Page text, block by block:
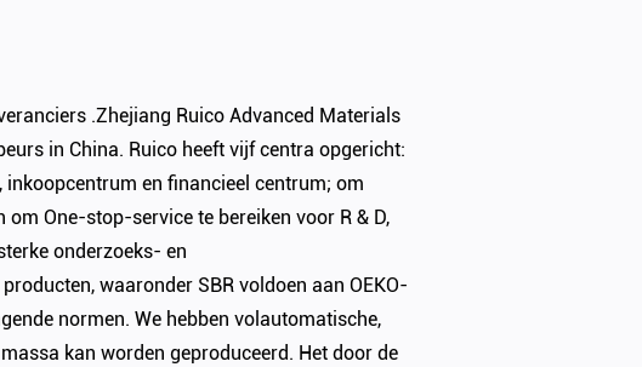
.Zhejiang Ruico Advanced Materials
in China. Ruico heeft vijf centra opgericht:
en financieel centrum; om
One-stop-service te bereiken voor R & D,
onderzoeks- en
waaronder SBRvoldoen aan OEKO-
normen. We hebben volautomatische,
kan worden geproduceerd. Het door de